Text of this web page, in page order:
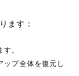
ます：
。
プ全体を復元し